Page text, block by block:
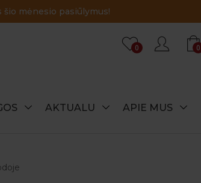
specialius šio mėnesio pasiūlymus!
0 0
AKTUALU APIE MUS